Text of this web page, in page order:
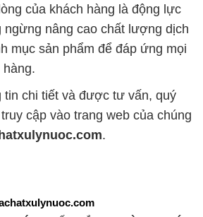
của khách hàng là động lực
ngừng nâng cao chất lượng dịch
mục sản phẩm để đáp ứng mọi
hàng.
tin chi tiết và được tư vấn, quý
cập vào trang web của chúng
.